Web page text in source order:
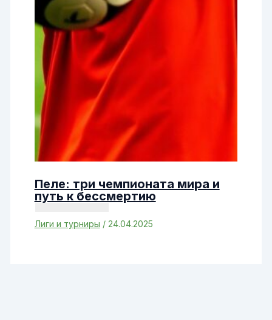
Пеле: три чемпионата мира и
путь к бессмертию
Лиги и турниры / 24.04.2025